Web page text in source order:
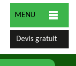
MENU
Devis gratuit